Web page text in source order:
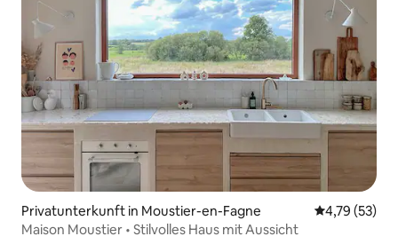
Privatunterkunft in Moustier-en-Fagne
4,79 (53)
Maison Moustier • Stilvolles Haus mit Aussicht